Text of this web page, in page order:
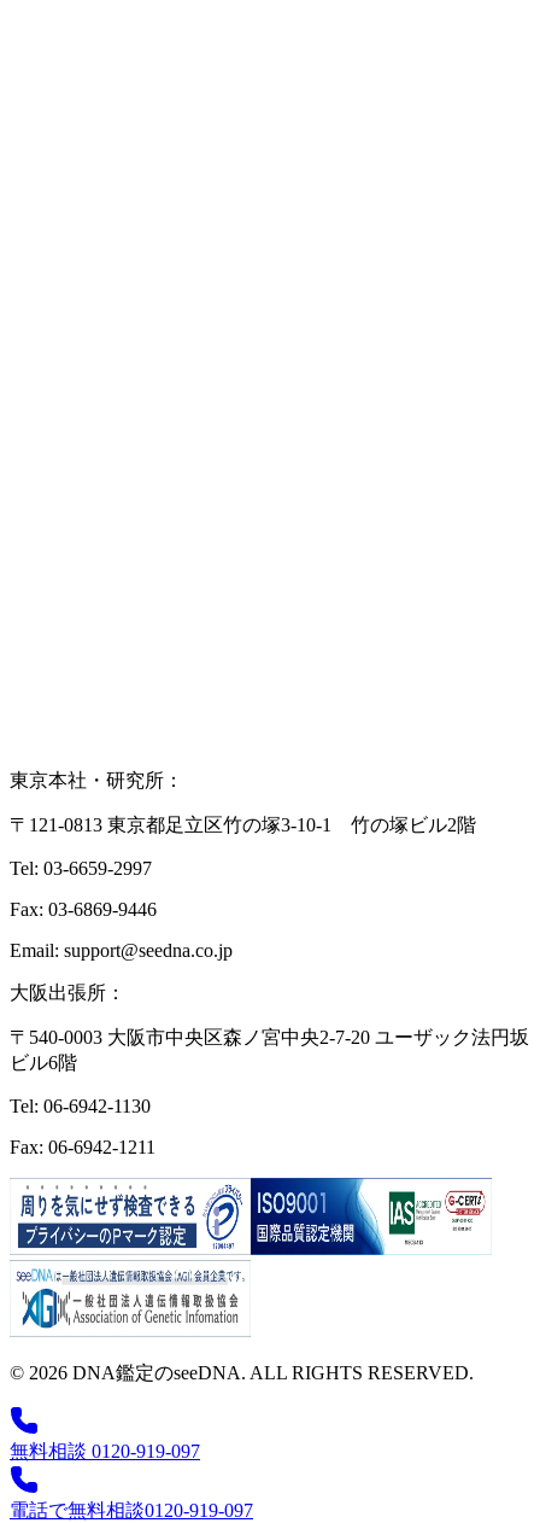
東京本社・研究所：
〒121-0813 東京都足立区竹の塚3-10-1 竹の塚ビル2階
Tel: 03-6659-2997
Fax: 03-6869-9446
Email: support@seedna.co.jp
大阪出張所：
〒540-0003 大阪市中央区森ノ宮中央2-7-20 ユーザック法円坂
ビル6階
Tel: 06-6942-1130
Fax: 06-6942-1211
© 2026 DNA鑑定のseeDNA. ALL RIGHTS RESERVED.
無料相談 0120-919-097
電話で無料相談0120-919-097